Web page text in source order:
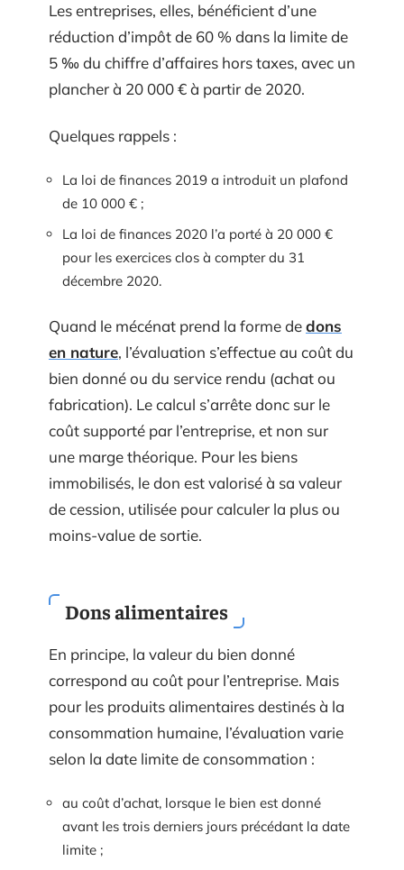
Les entreprises, elles, bénéficient d’une
réduction d’impôt de 60 % dans la limite de
5 ‰ du chiffre d’affaires hors taxes, avec un
plancher à 20 000 € à partir de 2020.
Quelques rappels :
La loi de finances 2019 a introduit un plafond
de 10 000 € ;
La loi de finances 2020 l’a porté à 20 000 €
pour les exercices clos à compter du 31
décembre 2020.
Quand le mécénat prend la forme dedons
en nature, l’évaluation s’effectue au coût du
bien donné ou du service rendu (achat ou
fabrication). Le calcul s’arrête donc sur le
coût supporté par l’entreprise, et non sur
une marge théorique. Pour les biens
immobilisés, le don est valorisé à sa valeur
de cession, utilisée pour calculer la plus ou
moins-value de sortie.
Dons alimentaires
En principe, la valeur du bien donné
correspond au coût pour l’entreprise. Mais
pour les produits alimentaires destinés à la
consommation humaine, l’évaluation varie
selon la date limite de consommation :
au coût d’achat, lorsque le bien est donné
avant les trois derniers jours précédant la date
limite ;